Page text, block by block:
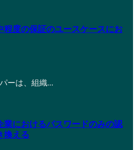
程度の保証のユースケースにお
ーは、組織…
業におけるパスワードのみの認
換える